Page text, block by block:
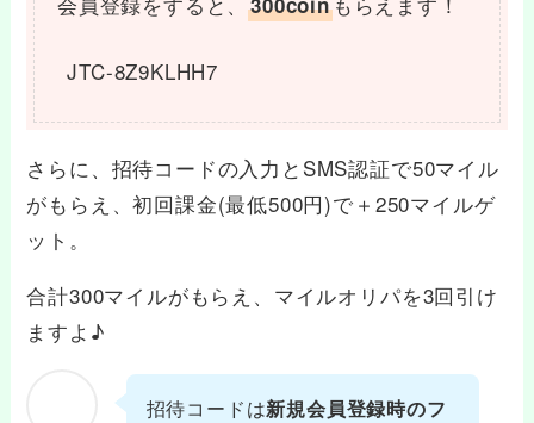
JTC-8Z9KLHH7
さらに、招待コードの入力とSMS認証で50マイル
がもらえ、初回課金(最低500円)で＋250マイルゲ
ット。
合計300マイルがもらえ、マイルオリパを3回引け
ますよ♪
招待コードは新規会員登録時のフ